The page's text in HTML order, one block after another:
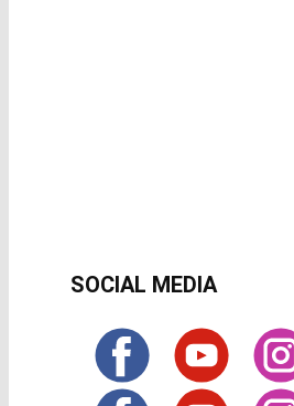
SOCIAL MEDIA